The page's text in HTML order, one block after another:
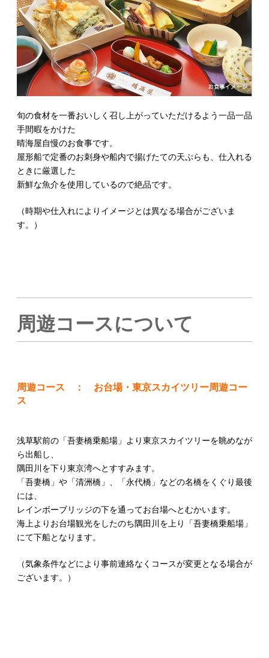
旬の食材を一番おいしく召し上がっていただけるよう一品一品
手間暇をかけた
晴海屋自慢のお食事です。
屋形船で定番のお刺身や船内で揚げたての天ぷらも、仕入れる
ときに厳選した
新鮮な魚介を使用しているので絶品です。
（時期や仕入れによりイメージとは異なる場合がございま
す。）
周遊コースについて
周遊コース ： お台場・東京スカイツリー周遊コー
ス
浅草駅前の「吾妻橋乗船場」より東京スカイツリーを眺めなが
ら出船し、
隅田川を下り東京湾へとすすみます。
「吾妻橋」や「清洲橋」、「永代橋」などの名橋をくぐり最後
には、
レインボーブリッジの下を通ってお台場へとむかいます。
海上よりお台場観光をしたのち隅田川を上り「吾妻橋乗船場」
にて下船となります。
（気象条件などにより事前連絡なくコースが変更となる場合が
ございます。）